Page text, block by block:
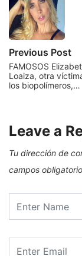
Previous Post
FAMOSOS
Loaiza, otra
los biopolímeros,…
Leave a
Tu dirección de
campos